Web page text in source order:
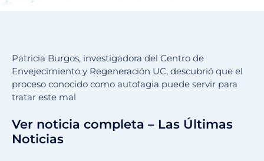
Patricia Burgos, investigadora del Centro de
Envejecimiento y Regeneración UC, descubrió que el
proceso conocido como autofagia puede servir para
tratar este mal
Ver noticia completa – Las Últimas
Noticias